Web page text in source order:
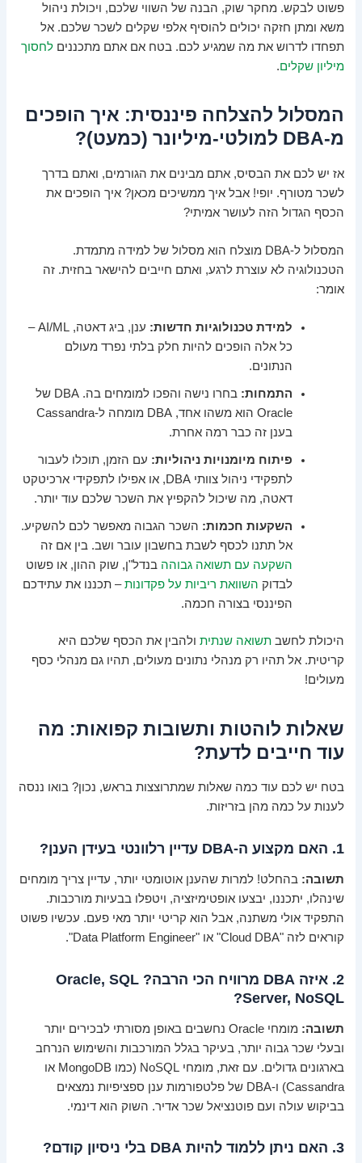
פשוט לבקש. מחקר שוק, הבנה של השווי שלכם, ויכולת ניהול
משא ומתן חזקה יכולים להוסיף אלפי שקלים לשכר שלכם. אל
תפחדו לדרוש את מה שמגיע לכם. בטח אם אתם מתכנניםלחסוך
מיליון שקלים.
המסלול להצלחה פיננסית: איך הופכים
מ-DBA למולטי-מיליונר (כמעט)?
אז יש לכם את הבסיס, אתם מבינים את הגורמים, ואתם בדרך
לשכר מטורף. יופי! אבל איך ממשיכים מכאן? איך הופכים את
הכסף הגדול הזה לעושר אמיתי?
המסלול ל-DBA מוצלח הוא מסלול של למידה מתמדת.
הטכנולוגיה לא עוצרת לרגע, ואתם חייבים להישאר בחזית. זה
אומר:
למידת טכנולוגיות חדשות:
ענן, ביג דאטה, AI/ML –
כל אלה הופכים להיות חלק בלתי נפרד מעולם
הנתונים.
התמחות:
בחרו נישה והפכו למומחים בה. DBA של
Oracle הוא משהו אחד, DBA מומחה ל-Cassandra
בענן זה כבר רמה אחרת.
פיתוח מיומנויות ניהוליות: עם הזמן, תוכלו לעבור
לתפקידי ניהול צוותי DBA, או אפילו לתפקידי ארכיטקט
דאטה, מה שיכול להקפיץ את השכר שלכם עוד יותר.
השקעות חכמות: השכר הגבוה מאפשר לכם להשקיע.
אל תתנו לכסף לשבת בחשבון עובר ושב. בין אם זה
השקעה עם תשואה גבוהה בנדל"ן, שוק ההון, או פשוט
לבדוק השוואת ריביות על פקדונות– תכננו את עתידכם
הפיננסי בצורה חכמה.
היכולת לחשבתשואה שנתית ולהבין את הכסף שלכם היא
קריטית. אל תהיו רק מנהלי נתונים מעולים, תהיו גם מנהלי כסף
מעולים!
שאלות לוהטות ותשובות קפואות: מה
עוד חייבים לדעת?
בטח יש לכם עוד כמה שאלות שמתרוצצות בראש, נכון? בואו ננסה
לענות על כמה מהן בזריזות.
1. האם מקצוע ה-DBA עדיין רלוונטי בעידן הענן?
תשובה: בהחלט! למרות שהענן אוטומטי יותר, עדיין צריך מומחים
שינהלו, יתכננו, יבצעו אופטימיזציה, ויטפלו בבעיות מורכבות.
התפקיד אולי משתנה, אבל הוא קריטי יותר מאי פעם. עכשיו פשוט
קוראים לזה "Cloud DBA" או "Data Platform Engineer".
2. איזה DBA מרוויח הכי הרבה? Oracle, SQL
Server, NoSQL?
תשובה:
מומחי Oracle נחשבים באופן מסורתי לבכירים יותר
ובעלי שכר גבוה יותר, בעיקר בגלל המורכבות והשימוש הנרחב
בארגונים גדולים. עם זאת, מומחי NoSQL (כמו MongoDB או
Cassandra) ו-DBA של פלטפורמות ענן ספציפיות נמצאים
בביקוש עולה ועם פוטנציאל שכר אדיר. השוק הוא דינמי.
3. האם ניתן ללמוד להיות DBA בלי ניסיון קודם?